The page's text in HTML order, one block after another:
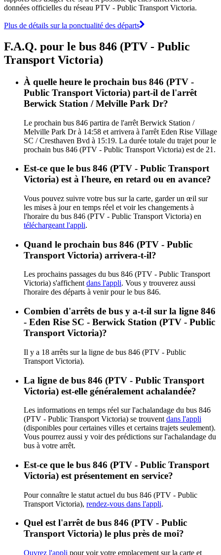
données officielles du réseau PTV - Public Transport Victoria.
Plus de détails sur la ponctualité des départs
F.A.Q. pour le bus 846 (PTV - Public
Transport Victoria)
À quelle heure le prochain bus 846 (PTV -
Public Transport Victoria) part-il de l'arrêt
Berwick Station / Melville Park Dr?
Le prochain bus 846 partira de l'arrêt Berwick Station /
Melville Park Dr à 14:58 et arrivera à l'arrêt Eden Rise Village
SC / Cresthaven Bvd à 15:19. La durée totale du trajet pour le
prochain bus 846 (PTV - Public Transport Victoria) est de 21.
Est-ce que le bus 846 (PTV - Public Transport
Victoria) est à l'heure, en retard ou en avance?
Vous pouvez suivre votre bus sur la carte, garder un œil sur
les mises à jour en temps réel et voir les changements à
l'horaire du bus 846 (PTV - Public Transport Victoria) en
téléchargeant l'appli.
Quand le prochain bus 846 (PTV - Public
Transport Victoria) arrivera-t-il?
Les prochains passages du bus 846 (PTV - Public Transport
Victoria) s'affichent dans l'appli. Vous y trouverez aussi
l'horaire des départs à venir pour le bus 846.
Combien d'arrêts de bus y a-t-il sur la ligne 846
- Eden Rise SC - Berwick Station (PTV - Public
Transport Victoria)?
Il y a 18 arrêts sur la ligne de bus 846 (PTV - Public
Transport Victoria).
La ligne de bus 846 (PTV - Public Transport
Victoria) est-elle généralement achalandée?
Les informations en temps réel sur l'achalandage du bus 846
(PTV - Public Transport Victoria) se trouvent dans l'appli
(disponibles pour certaines villes et certains trajets seulement).
Vous pourrez aussi y voir des prédictions sur l'achalandage du
bus à votre arrêt.
Est-ce que le bus 846 (PTV - Public Transport
Victoria) est présentement en service?
Pour connaître le statut actuel du bus 846 (PTV - Public
Transport Victoria), rendez-vous dans l'appli.
Quel est l'arrêt de bus 846 (PTV - Public
Transport Victoria) le plus près de moi?
Ouvrez l'appli pour voir votre emplacement sur la carte et